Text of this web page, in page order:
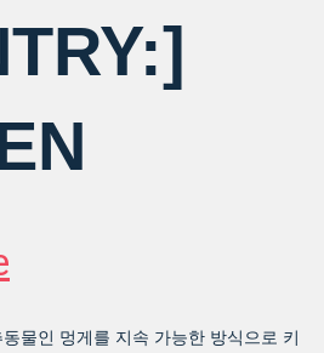
물인 멍게를 지속 가능한 방식으로 키